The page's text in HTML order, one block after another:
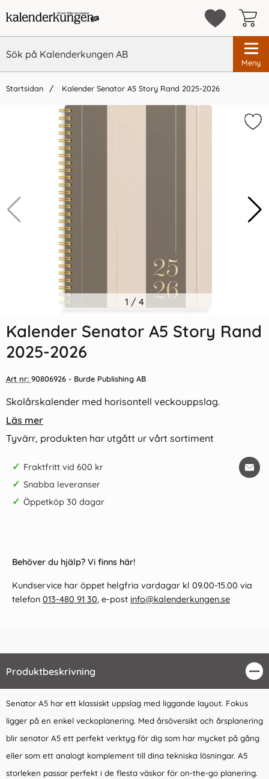
Meny
Startsidan Kalender Senator A5 Story Rand 2025-2026
1 / 4
Kalender Senator A5 Story Rand
2025-2026
Art nr: 90806926 - Burde Publishing AB
Skolårskalender med horisontell veckouppslag.
Läs mer
Tyvärr, produkten har utgått ur vårt sortiment
✓ Fraktfritt vid 600 kr
✓ Snabba leveranser
✓ Öppetköp 30 dagar
Behöver du hjälp? Vi finns här!
Kundservice har öppet helgfria vardagar kl 09.00-15.00 via
telefon 013-480 91 30, e-post info@kalenderkungen.se
Produktbeskrivning
Senator A5 har ett klassiskt uppslag med liggande layout. Fokus
ligger på en enkel veckoplanering. Med årsöversikt och årsplanering
blir senator A5 ett perfekt verktyg för dig som har mycket på gång
eller som ett analogt komplement till dina tekniska lösningar. A5
storleken passar perfekt i de flesta väskor för on-the-go planering.